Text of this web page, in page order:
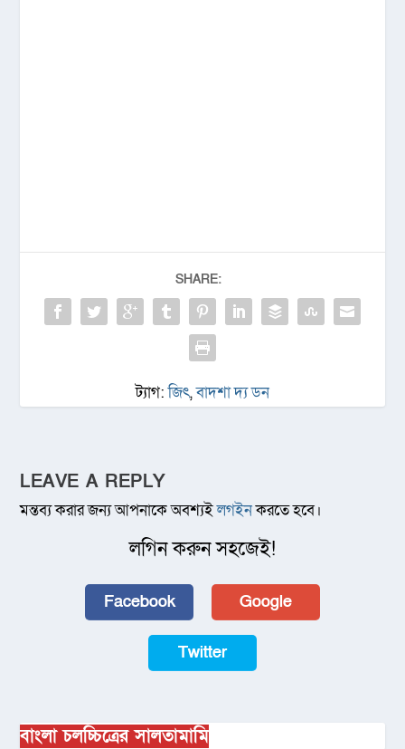
SHARE:
ট্যাগ:জিৎ,বাদশা দ্য ডন
LEAVE A REPLY
মন্তব্য করার জন্য আপনাকে অবশ্যইলগইনকরতে হবে।
লগিন করুন সহজেই!
Facebook Google
Twitter
বাংলা চলচ্চিত্রের সালতামামি